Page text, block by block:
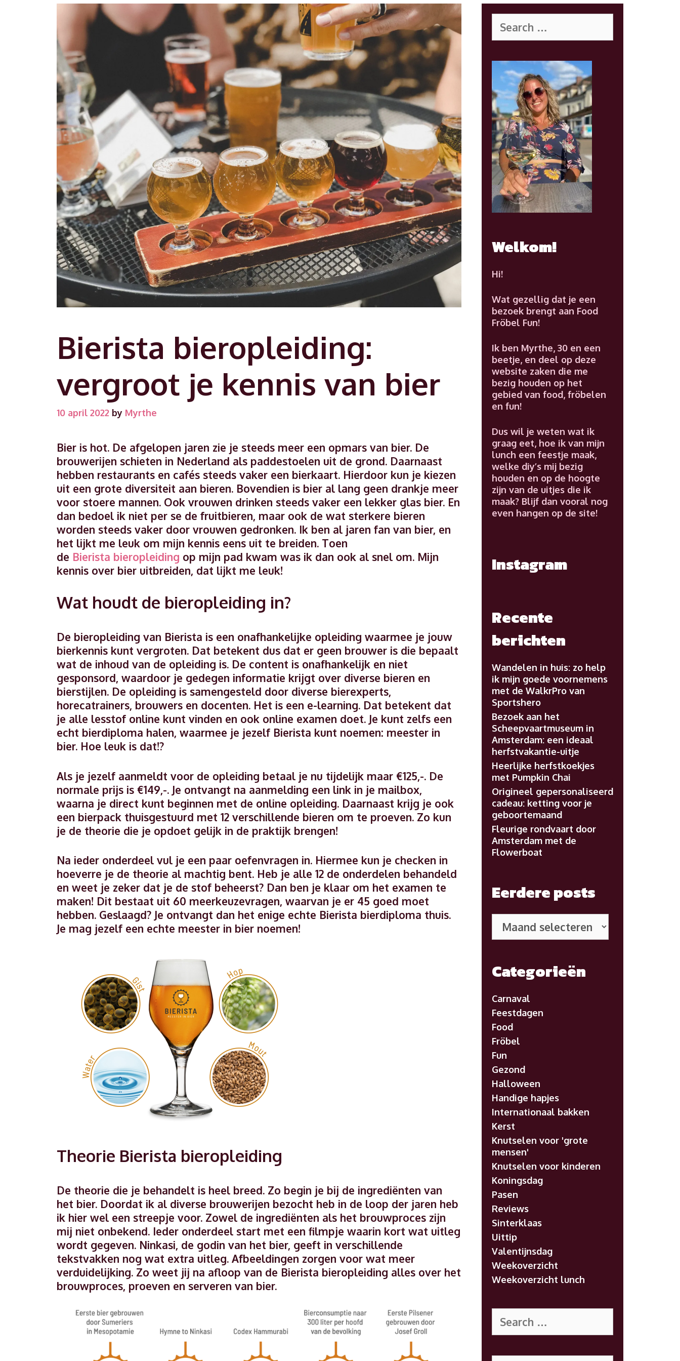
Bierista bieropleiding:
vergroot je kennis van bier
10 april 2022 by Myrthe
Bier is hot. De afgelopen jaren zie je steeds meer een opmars van bier. De
brouwerijen schieten in Nederland als paddestoelen uit de grond. Daarnaast
hebben restaurants en cafés steeds vaker een bierkaart. Hierdoor kun je kiezen
uit een grote diversiteit aan bieren. Bovendien is bier al lang geen drankje meer
voor stoere mannen. Ook vrouwen drinken steeds vaker een lekker glas bier. En
dan bedoel ik niet per se de fruitbieren, maar ook de wat sterkere bieren
worden steeds vaker door vrouwen gedronken. Ik ben al jaren fan van bier, en
het lijkt me leuk om mijn kennis eens uit te breiden. Toen
de Bierista bieropleiding op mijn pad kwam was ik dan ook al snel om. Mijn
kennis over bier uitbreiden, dat lijkt me leuk!
Wat houdt de bieropleiding in?
De bieropleiding van Bierista is een onafhankelijke opleiding waarmee je jouw
bierkennis kunt vergroten. Dat betekent dus dat er geen brouwer is die bepaalt
wat de inhoud van de opleiding is. De content is onafhankelijk en niet
gesponsord, waardoor je gedegen informatie krijgt over diverse bieren en
bierstijlen. De opleiding is samengesteld door diverse bierexperts,
horecatrainers, brouwers en docenten. Het is een e-learning. Dat betekent dat
je alle lesstof online kunt vinden en ook online examen doet. Je kunt zelfs een
echt bierdiploma halen, waarmee je jezelf Bierista kunt noemen: meester in
bier. Hoe leuk is dat!?
Als je jezelf aanmeldt voor de opleiding betaal je nu tijdelijk maar €125,-. De
normale prijs is €149,-. Je ontvangt na aanmelding een link in je mailbox,
waarna je direct kunt beginnen met de online opleiding. Daarnaast krijg je ook
een bierpack thuisgestuurd met 12 verschillende bieren om te proeven. Zo kun
je de theorie die je opdoet gelijk in de praktijk brengen!
Na ieder onderdeel vul je een paar oefenvragen in. Hiermee kun je checken in
hoeverre je de theorie al machtig bent. Heb je alle 12 de onderdelen behandeld
en weet je zeker dat je de stof beheerst? Dan ben je klaar om het examen te
maken! Dit bestaat uit 60 meerkeuzevragen, waarvan je er 45 goed moet
hebben. Geslaagd? Je ontvangt dan het enige echte Bierista bierdiploma thuis.
Je mag jezelf een echte meester in bier noemen!
Theorie Bierista bieropleiding
De theorie die je behandelt is heel breed. Zo begin je bij de ingrediënten van
het bier. Doordat ik al diverse brouwerijen bezocht heb in de loop der jaren heb
ik hier wel een streepje voor. Zowel de ingrediënten als het brouwproces zijn
mij niet onbekend. Ieder onderdeel start met een filmpje waarin kort wat uitleg
wordt gegeven. Ninkasi, de godin van het bier, geeft in verschillende
tekstvakken nog wat extra uitleg. Afbeeldingen zorgen voor wat meer
verduidelijking. Zo weet jij na afloop van de Bierista bieropleiding alles over het
brouwproces, proeven en serveren van bier.
for:
Welkom!
Hi!
Wat gezellig dat je een
bezoek brengt aan Food
Fröbel Fun!
Ik ben Myrthe, 30 en een
beetje, en deel op deze
website zaken die me
bezig houden op het
gebied van food, fröbelen
en fun!
Dus wil je weten wat ik
graag eet, hoe ik van mijn
lunch een feestje maak,
welke diy’s mij bezig
houden en op de hoogte
zijn van de uitjes die ik
maak? Blijf dan vooral nog
even hangen op de site!
Instagram
Recente
berichten
Wandelen in huis: zo help
ik mijn goede voornemens
met de WalkrPro van
Sportshero
Bezoek aan het
Scheepvaartmuseum in
Amsterdam: een ideaal
herfstvakantie-uitje
Heerlijke herfstkoekjes
met Pumpkin Chai
Origineel gepersonaliseerd
cadeau: ketting voor je
geboortemaand
Fleurige rondvaart door
Amsterdam met de
Flowerboat
Eerdere posts
posts
Categorieën
Carnaval
Feestdagen
Food
Fröbel
Fun
Gezond
Halloween
Handige hapjes
Internationaal bakken
Kerst
Knutselen voor 'grote
mensen'
Knutselen voor kinderen
Koningsdag
Pasen
Reviews
Sinterklaas
Uittip
Valentijnsdag
Weekoverzicht
Weekoverzicht lunch
for: